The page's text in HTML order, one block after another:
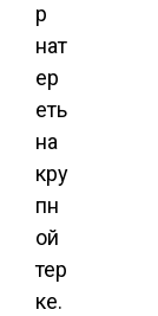
р
нат
ер
еть
на
кру
пн
ой
тер
ке.